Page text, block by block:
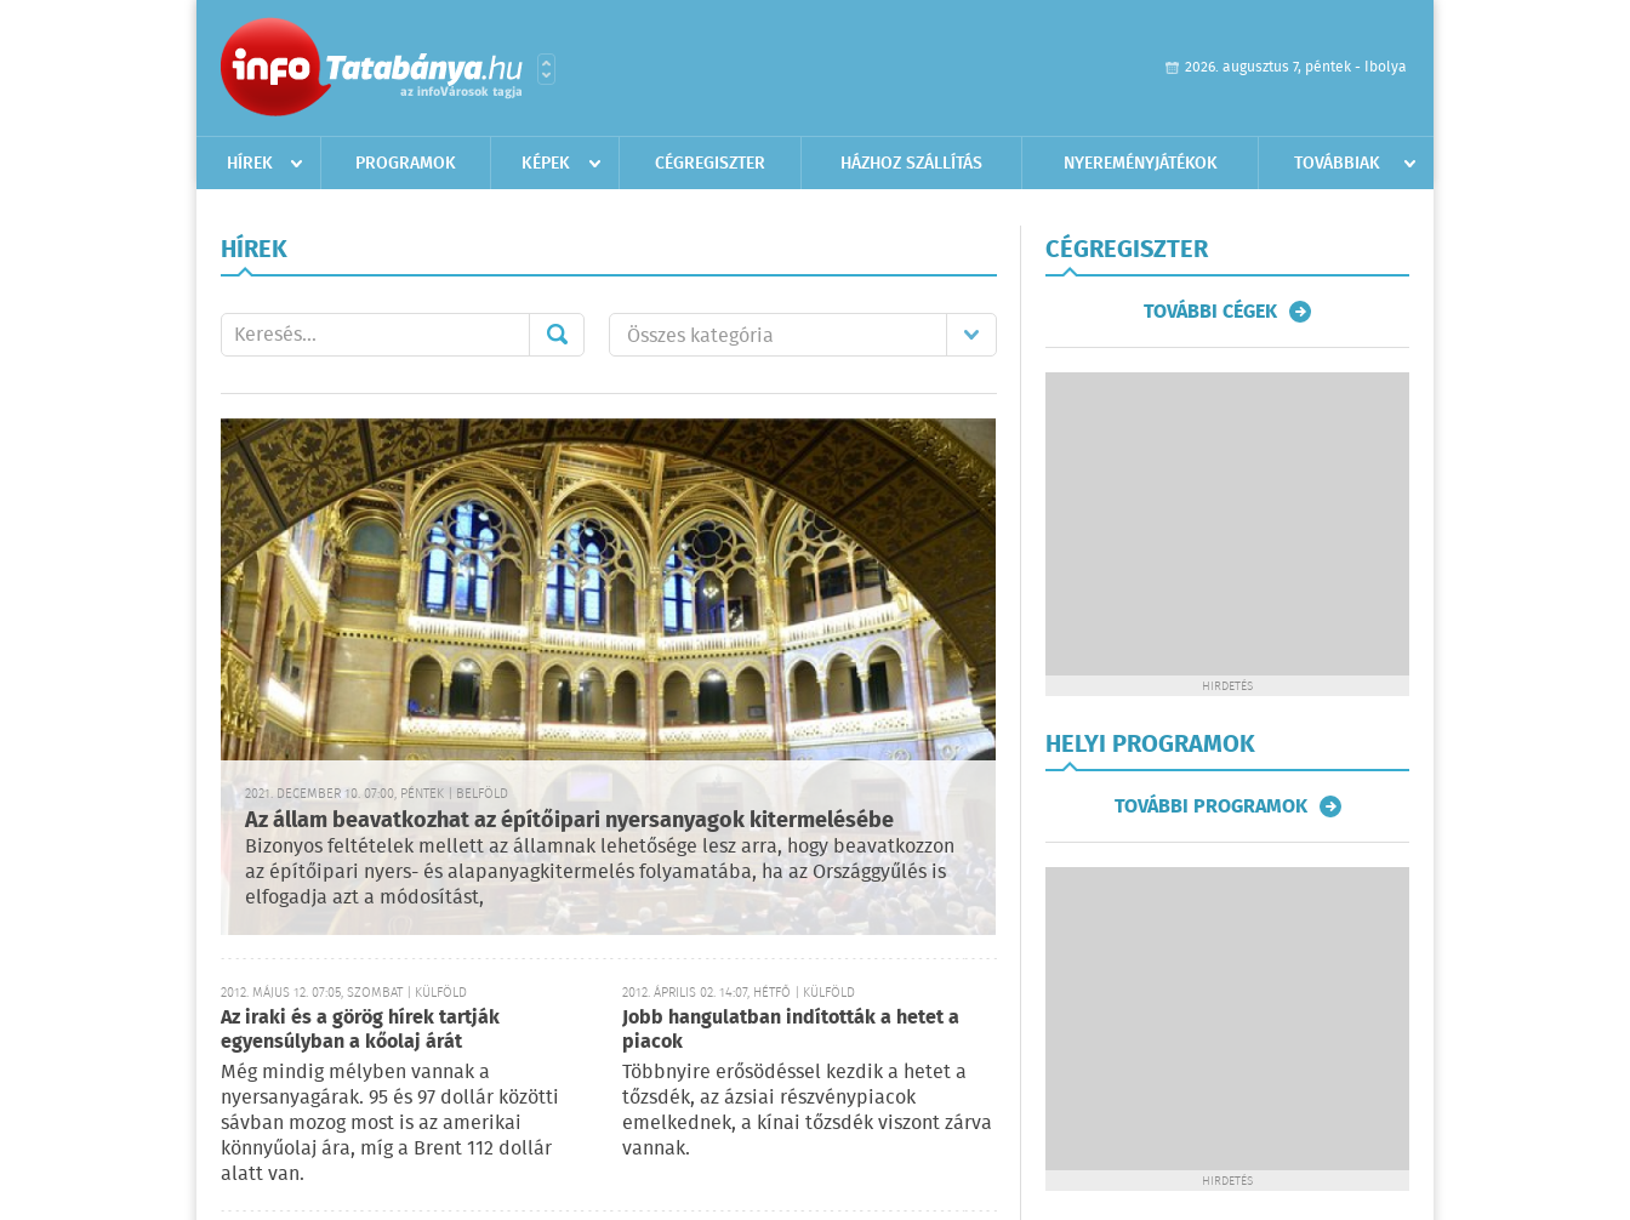
2026. augusztus 7, péntek - Ibolya
HÍREK PROGRAMOK KÉPEK CÉGREGISZTER HÁZHOZ SZÁLLÍTÁS NYEREMÉNYJÁTÉKOK TOVÁBBIAK
HÍREK
2021. DECEMBER 10. 07:00, PÉNTEK | BELFÖLD
Az állam beavatkozhat az építőipari nyersanyagok kitermelésébe
Bizonyos feltételek mellett az államnak lehetősége lesz arra, hogy beavatkozzon
az építőipari nyers- és alapanyagkitermelés folyamatába, ha az Országgyűlés is
elfogadja azt a módosítást,
2012. MÁJUS 12. 07:05, SZOMBAT | KÜLFÖLD
Az iraki és a görög hírek tartják
egyensúlyban a kőolaj árát
Még mindig mélyben vannak a
nyersanyagárak. 95 és 97 dollár közötti
sávban mozog most is az amerikai
könnyűolaj ára, míg a Brent 112 dollár
alatt van.
2012. ÁPRILIS 02. 14:07, HÉTFŐ | KÜLFÖLD
Jobb hangulatban indították a hetet a
piacok
Többnyire erősödéssel kezdik a hetet a
tőzsdék, az ázsiai részvénypiacok
emelkednek, a kínai tőzsdék viszont zárva
vannak.
CÉGREGISZTER
TOVÁBBI CÉGEK
HIRDETÉS
HELYI PROGRAMOK
TOVÁBBI PROGRAMOK
HIRDETÉS